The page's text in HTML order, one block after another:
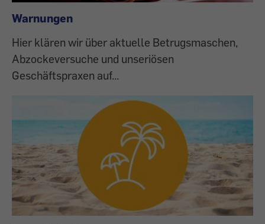
Warnungen
Hier klären wir über aktuelle Betrugsmaschen,
Abzockeversuche und unseriösen
Geschäftspraxen auf...